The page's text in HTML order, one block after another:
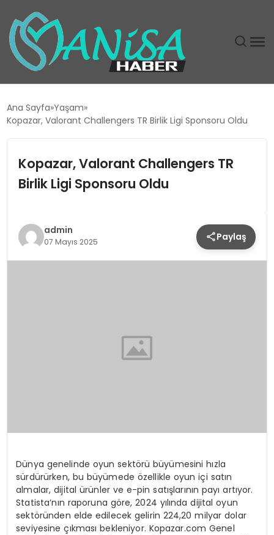
EKONOMI
MAGAZIN
SIYASET
Ana Sayfa Yaşam
Kopazar, Valorant Challengers TR Birlik Ligi Sponsoru Oldu
Kopazar, Valorant Challengers TR
Birlik Ligi Sponsoru Oldu
admin
07 Mayıs 2025 Paylaş
Dünya genelinde oyun sektörü büyümesini hızla
sürdürürken, bu büyümede özellikle oyun içi satın
almalar, dijital ürünler ve e-pin satışlarının payı artıyor.
Statista’nın raporuna göre, 2024 yılında dijital oyun
sektöründen elde edilecek gelirin 224,20 milyar dolar
seviyesine çıkması bekleniyor. Kopazar.com Genel